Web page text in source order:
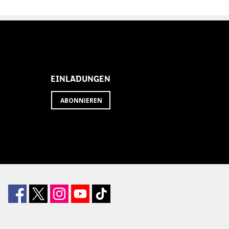
EINLADUNGEN
ABONNIEREN